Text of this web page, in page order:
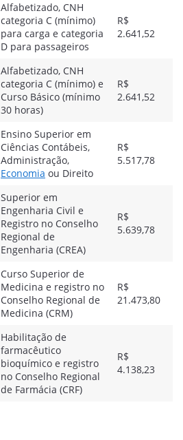
Alfabetizado, CNH
categoria C (mínimo)
para carga e categoria
D para passageiros
R$
2.641,52
Alfabetizado, CNH
categoria C (mínimo) e
Curso Básico (mínimo
30 horas)
R$
2.641,52
Ensino Superior em
Ciências Contábeis,
Administração,
Economia ou Direito
R$
5.517,78
Superior em
Engenharia Civil e
Registro no Conselho
Regional de
Engenharia (CREA)
R$
5.639,78
Curso Superior de
Medicina e registro no
Conselho Regional de
Medicina (CRM)
R$
21.473,80
Habilitação de
farmacêutico
bioquímico e registro
no Conselho Regional
de Farmácia (CRF)
R$
4.138,23